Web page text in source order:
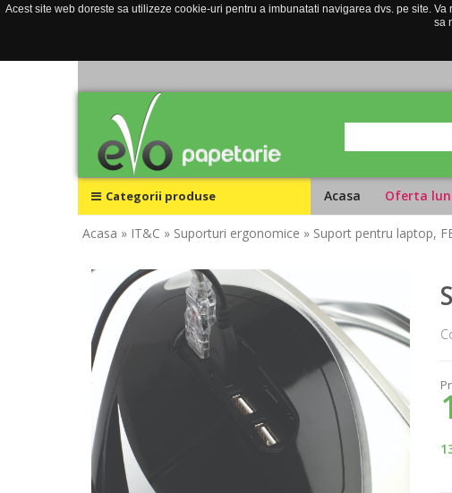
Acest site web doreste sa utilizeze cookie-uri pentru a imbunatati navigarea dvs. pe site.
sa
Categorii produse Acasa Oferta
Acasa » IT&C » Suporturi ergonomice » Suport pentru laptop,